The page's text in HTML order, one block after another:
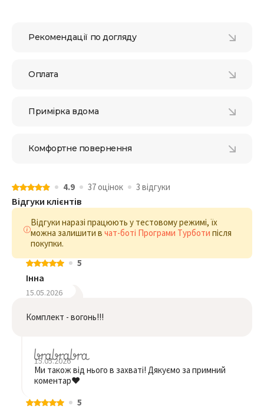
Рекомендації по догляду
Оплата
Примірка вдома
Комфортне повернення
4.9 37 оцiнок 3 відгуки
Відгуки клієнтів
Відгуки наразі працюють у тестовому режимі, їх
можна залишити в чат-боті Програми Турботи після
покупки.
5
Інна
15.05.2026
Комплект - вогонь!!!
15.05.2026
Ми також від нього в захваті! Дякуємо за примний
коментар❤️
5